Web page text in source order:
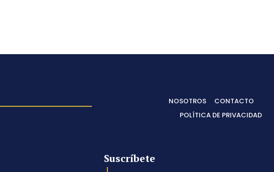
NOSOTROS
CONTACTO
POLÍTICA DE PRIVACIDAD
Suscríbete